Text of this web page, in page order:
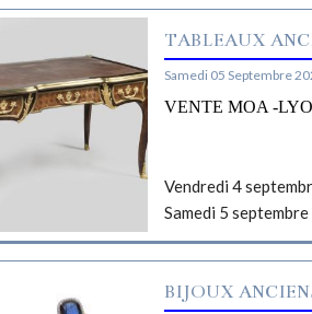
TABLEAUX
Samedi 05 Septembre
VENTE MOA -
Vendredi 4
Samedi 5
BIJOUX